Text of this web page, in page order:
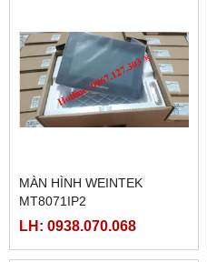
MÀN HÌNH WEINTEK
MT8071IP2
LH: 0938.070.068